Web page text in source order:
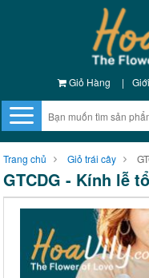
Giỏ Hàng |
Trang chủ Giỏ trái cây
GTCDG - Kính lễ